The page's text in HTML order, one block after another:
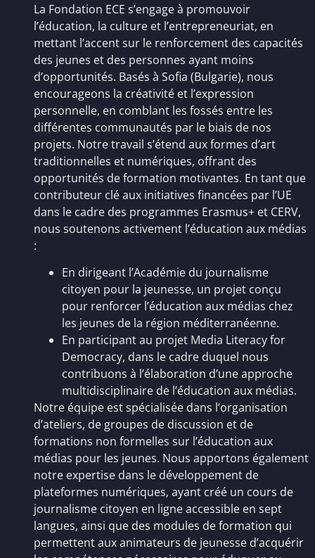
La Fondation ECE s’engage à promouvoir
l’éducation, la culture et l’entrepreneuriat, en
mettant l’accent sur le renforcement des capacités
des jeunes et des personnes ayant moins
d’opportunités. Basés à Sofia (Bulgarie), nous
encourageons la créativité et l’expression
personnelle, en comblant les fossés entre les
différentes communautés par le biais de nos
projets. Notre travail s’étend aux formes d’art
traditionnelles et numériques, offrant des
opportunités de formation motivantes. En tant que
contributeur clé aux initiatives financées par l’UE
dans le cadre des programmes Erasmus+ et CERV,
nous soutenons activement l’éducation aux médias
:
En dirigeant l’Académie du journalisme
citoyen pour la jeunesse, un projet conçu
pour renforcer l’éducation aux médias chez
les jeunes de la région méditerranéenne.
En participant au projet Media Literacy for
Democracy, dans le cadre duquel nous
contribuons à l’élaboration d’une approche
multidisciplinaire de l’éducation aux médias.
Notre équipe est spécialisée dans l’organisation
d’ateliers, de groupes de discussion et de
formations non formelles sur l’éducation aux
médias pour les jeunes. Nous apportons également
notre expertise dans le développement de
plateformes numériques, ayant créé un cours de
journalisme citoyen en ligne accessible en sept
langues, ainsi que des modules de formation qui
permettent aux animateurs de jeunesse d’acquérir